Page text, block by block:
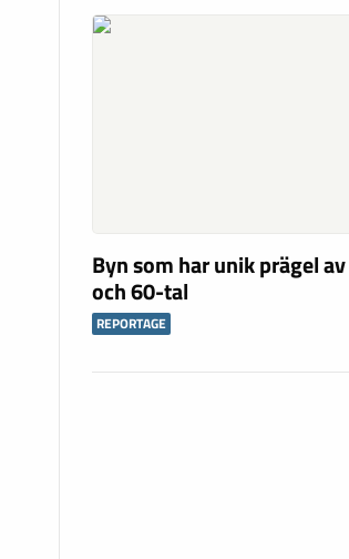
Byn som har unik prägel
och 60-tal
REPORTAGE